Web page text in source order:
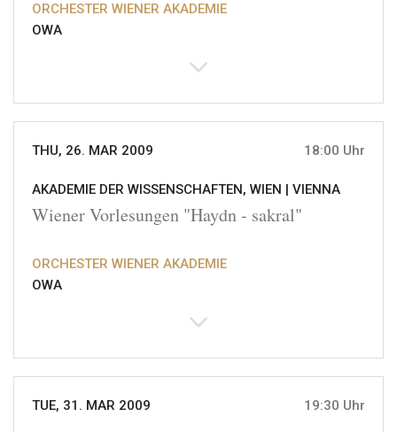
ORCHESTER WIENER AKADEMIE
OWA
THU, 26. MAR 2009 18:00 Uhr
AKADEMIE DER WISSENSCHAFTEN, WIEN | VIENNA
Wiener Vorlesungen "Haydn - sakral"
ORCHESTER WIENER AKADEMIE
OWA
TUE, 31. MAR 2009 19:30 Uhr